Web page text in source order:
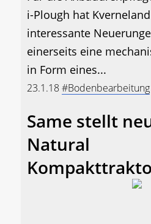
i-Plough hat
interessante
einerseits eine
in Form eines...
23.1.18#Bodenbearbeitung
Same stellt
Natural